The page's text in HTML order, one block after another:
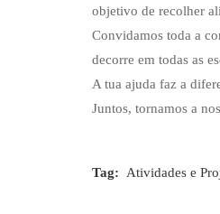
objetivo de recolher
Convidamos toda a
decorre em todas as
A tua ajuda faz a
Juntos, tornamos a
Tag: Atividades e